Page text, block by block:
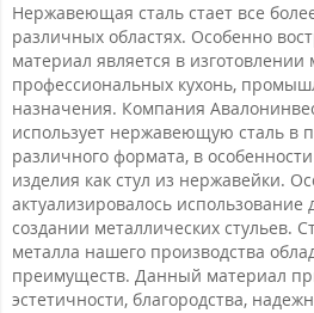
Нержавеющая сталь стает все
различных областях. Особенно
материал является в изготовлении
профессиональных кухонь,
назначения. Компания
использует нержавеющую сталь в
различного формата, в
изделия как стул из нержавейки.
актуализировалось использование
создании металлических стульев.
металла нашего производства
преимуществ. Данный материал
эстетичности, благородства,